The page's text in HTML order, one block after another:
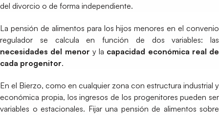
del divorcio o de forma independiente.
La pensión de alimentos para los hijos menores en el convenio
regulador se calcula en función de dos variables: las
necesidades del menor y la capacidad económica real de
cada progenitor.
En el Bierzo, como en cualquier zona con estructura industrial y
económica propia, los ingresos de los progenitores pueden ser
variables o estacionales. Fijar una pensión de alimentos sobre